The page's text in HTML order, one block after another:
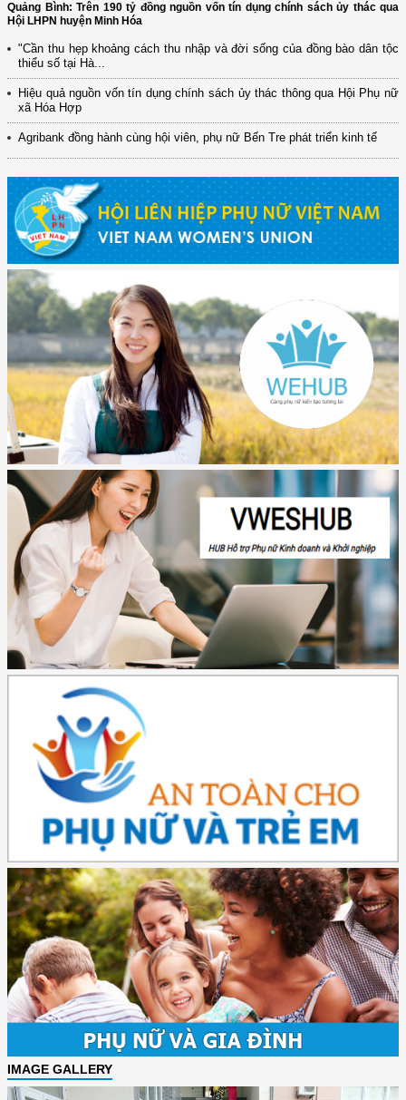
Quảng Bình: Trên 190 tỷ đồng nguồn vốn tín dụng chính sách ủy thác qua
Hội LHPN huyện Minh Hóa
"Cần thu hẹp khoảng cách thu nhập và đời sống của đồng bào dân tộc
thiểu số tại Hà...
Hiệu quả nguồn vốn tín dụng chính sách ủy thác thông qua Hội Phụ nữ
xã Hóa Hợp
Agribank đồng hành cùng hội viên, phụ nữ Bến Tre phát triển kinh tế
IMAGE GALLERY